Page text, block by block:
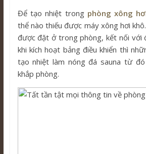
Để tạo nhiệt trong phòng xông
thể nào thiếu được máy xông hơi
được đặt ở trong phòng, kết nối với
khi kích hoạt bảng điều khiển thì
tạo nhiệt làm nóng đá sauna từ
khắp phòng.